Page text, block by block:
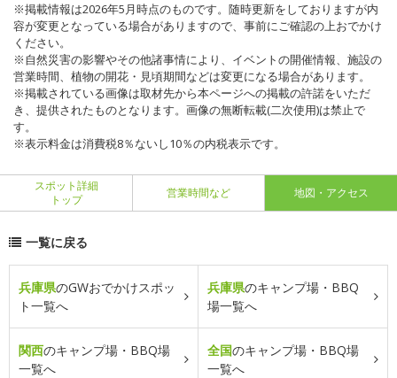
※掲載情報は2026年5月時点のものです。随時更新をしておりますが内
容が変更となっている場合がありますので、事前にご確認の上おでかけ
ください。
※自然災害の影響やその他諸事情により、イベントの開催情報、施設の
営業時間、植物の開花・見頃期間などは変更になる場合があります。
※掲載されている画像は取材先から本ページへの掲載の許諾をいただ
き、提供されたものとなります。画像の無断転載(二次使用)は禁止で
す。
※表示料金は消費税8％ないし10％の内税表示です。
スポット詳細
トップ
営業時間など 地図・アクセス
一覧に戻る
兵庫県のGWおでかけスポッ
ト一覧へ
兵庫県のキャンプ場・BBQ
場一覧へ
関西のキャンプ場・BBQ場
一覧へ
全国のキャンプ場・BBQ場
一覧へ